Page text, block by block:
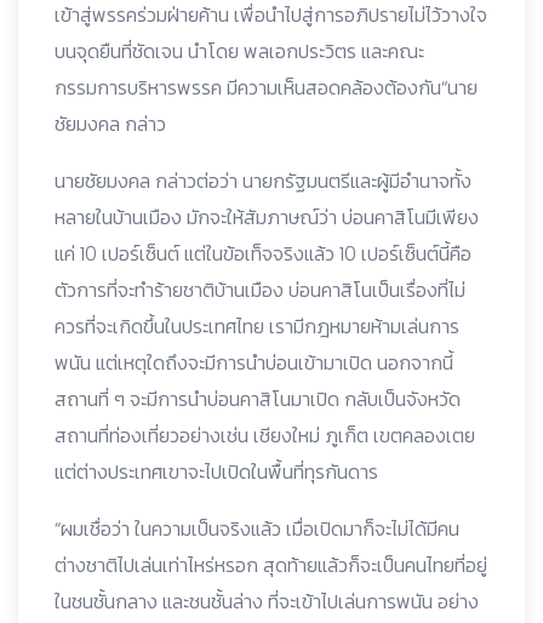
เข้าสู่พรรคร่วมฝ่ายค้าน เพื่อนำไปสู่การอภิปรายไม่ไว้วางใจ
บนจุดยืนที่ชัดเจน นำโดย พลเอกประวิตร และคณะ
กรรมการบริหารพรรค มีความเห็นสอดคล้องต้องกัน“นาย
ชัยมงคล กล่าว
นายชัยมงคล กล่าวต่อว่า นายกรัฐมนตรีและผู้มีอำนาจทั้ง
หลายในบ้านเมือง มักจะให้สัมภาษณ์ว่า บ่อนคาสิโนมีเพียง
แค่ 10 เปอร์เซ็นต์ แต่ในข้อเท็จจริงแล้ว 10 เปอร์เซ็นต์นี้คือ
ตัวการที่จะทำร้ายชาติบ้านเมือง บ่อนคาสิโนเป็นเรื่องที่ไม่
ควรที่จะเกิดขึ้นในประเทศไทย เรามีกฎหมายห้ามเล่นการ
พนัน แต่เหตุใดถึงจะมีการนำบ่อนเข้ามาเปิด นอกจากนี้
สถานที่ ๆ จะมีการนำบ่อนคาสิโนมาเปิด กลับเป็นจังหวัด
สถานที่ท่องเที่ยวอย่างเช่น เชียงใหม่ ภูเก็ต เขตคลองเตย
แต่ต่างประเทศเขาจะไปเปิดในพื้นที่ทุรกันดาร
“ผมเชื่อว่า ในความเป็นจริงแล้ว เมื่อเปิดมาก็จะไม่ได้มีคน
ต่างชาติไปเล่นเท่าไหร่หรอก สุดท้ายแล้วก็จะเป็นคนไทยที่อยู่
ในชนชั้นกลาง และชนชั้นล่าง ที่จะเข้าไปเล่นการพนัน อย่าง